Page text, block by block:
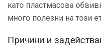
като пластмасова
много полезни на този
Причини и